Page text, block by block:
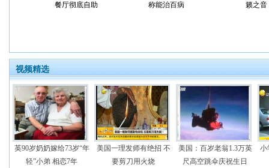
餐厅彻底自助
称能治百病
籁之音
视频精选
英90岁奶奶嫁给73岁“年
轻”小弟 相恋7年
美国一理发师有绝招 不
要剪刀用火烧
美国：百岁老翁1.3万英
尺高空跳伞庆祝生日
小